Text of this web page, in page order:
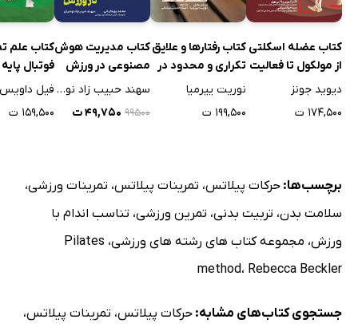
کتاب عضله اسکلتی
از مولکول تا فعالیت
دیوید جونز
۱۷۴,۵۰۰ ت
کتاب رفتارها و علایق
تکراری و محدود در
اختلالات طیف
نوریت ییرمیا
۱۹۹,۵۰۰ ت
کتاب مدیریت هوش
مصنوعی در ورزش
سهند حبیب زاد نوحیان
۹۹۵۰۰ ۴۹,۷۵۰ ت
کتاب علم
فوتبال پایه
فیل داویس
۱۵۹,۵۰۰ ت
برچسب‌ها: حرکات پیلاتس، تمرینات پیلاتس، تمرینات ورزشی،
سلامت بدن، تربیت بدنی، تمرین ورزشی، تناسب اندام با
ورزش، مجموعه کتاب های رشته های ورزشی، Pilates
method، Rebecca Beckler
جستجوی کتاب‌های مشابه: حرکات پیلاتس، تمرینات پیلاتس،